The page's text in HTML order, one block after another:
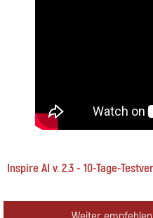
Inspire AI v. 2.3 - 10-Tage-